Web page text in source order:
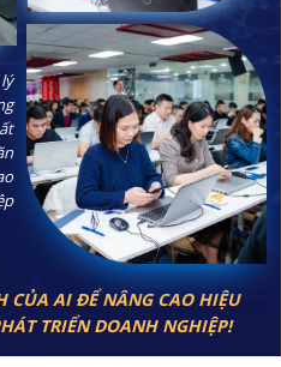
CỦA AI ĐỂ NÂNG CAO HIỆU
TRIỂN DOANH NGHIỆP!